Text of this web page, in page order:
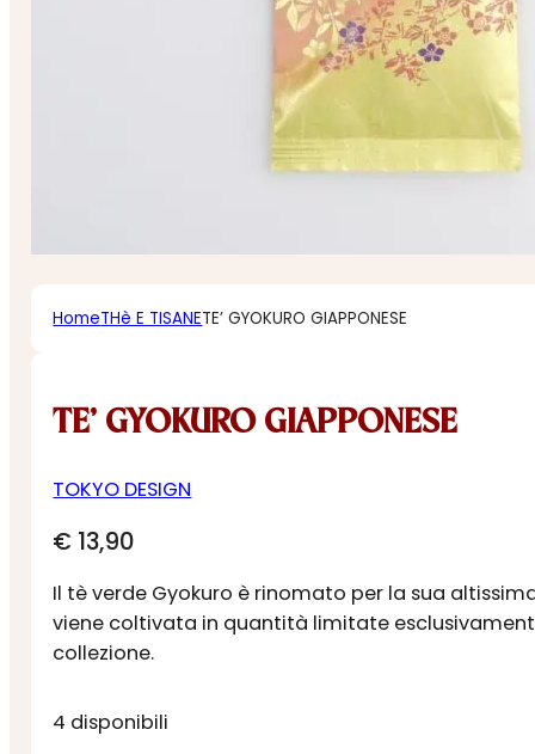
HomeTHè E TISANETE’ GYOKURO GIAPPONESE
TE’ GYOKURO GIAPPONESE
TOKYO DESIGN
€ 13,90
Il tè verde Gyokuro è rinomato per la sua
viene coltivata in quantità limitate
collezione.
4 disponibili